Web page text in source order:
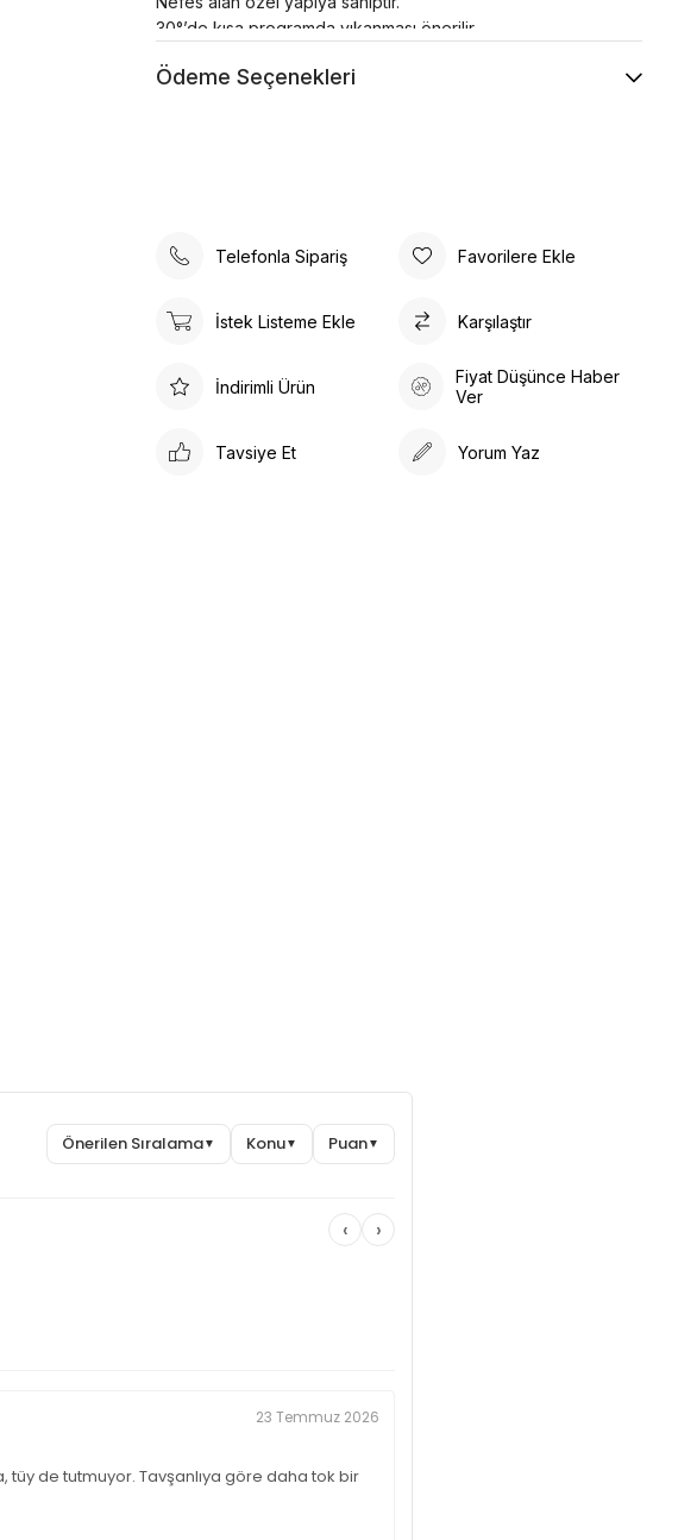
30°’de kısa programda yıkanması önerilir.
Ödeme Seçenekleri
Telefonla Sipariş Favorilere Ekle
İstek Listeme Ekle Karşılaştır
İndirimli Ürün
Fiyat Düşünce Haber
Ver
Tavsiye Et Yorum Yaz
Önerilen Sıralama▼ Konu▼ Puan▼
‹ ›
23 Temmuz 2026
tüy de tutmuyor. Tavşanlıya göre daha tok bir